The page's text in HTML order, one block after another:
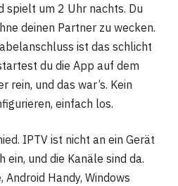
spielt um 2 Uhr nachts. Du
deinen Partner zu wecken.
ist das schlicht
du die App auf dem
und das war’s. Kein
einfach los.
IPTV ist nicht an ein Gerät
ein, und die Kanäle sind da.
Android Handy, Windows